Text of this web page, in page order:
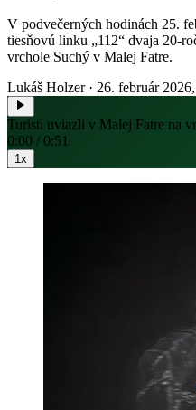
V podvečerných hodinách 25.
tiesňovú linku „112“ dvaja 20-
vrchole Suchý v Malej Fatre.
Lukáš Holzer · 26. február
Turisti uviazli v Malej Fatre na
0:00 / 0:51
1x